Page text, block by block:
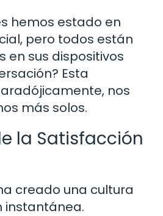
hemos estado en
pero todos están
en sus dispositivos
Esta
nos
más solos.
la Satisfacción
creado una cultura
instantánea.